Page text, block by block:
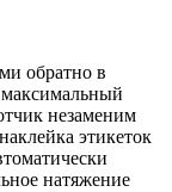
обратно в
незаменим
этикеток
натяжение